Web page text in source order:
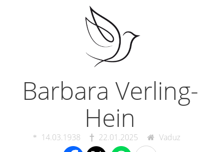
Barbara Verling-
Hein
14.03.1938 22.01.2025 Vaduz